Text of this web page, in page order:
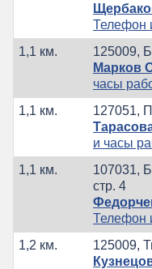
Телефон
1,1 км.
125009,
Марков
часы
1,1 км.
127051,
и часы
1,1 км.
107031,
стр. 4
Телефон
1,2 км.
125009,